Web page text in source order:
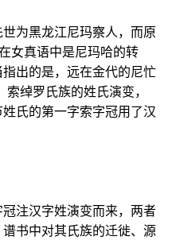
为黑龙江尼玛察人，而原
女真语中是尼玛哈的转
出的是，远在金代的尼忙
绰罗氏族的姓氏演变，
氏的第一字索字冠用了汉
注汉字姓演变而来，两者
书中对其氏族的迁徙、源